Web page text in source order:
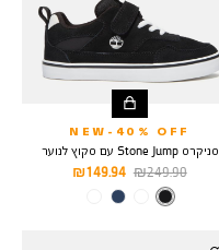
NEW-40% OFF
סניקרס Stone Jump עם סקוץ לנוער
מחיר
מוצר
149.94 ₪
מחיר
רגיל
249.90 ₪
צבע
BLACK